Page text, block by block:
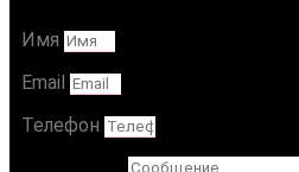
Имя
Email
Телефон